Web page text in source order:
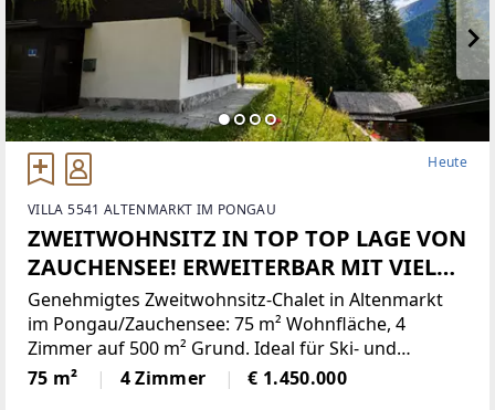
Heute
VILLA 5541 ALTENMARKT IM PONGAU
ZWEITWOHNSITZ IN TOP TOP LAGE VON
ZAUCHENSEE! ERWEITERBAR MIT VIEL
POTENTIAL
Genehmigtes Zweitwohnsitz-Chalet in Altenmarkt
im Pongau/Zauchensee: 75 m² Wohnfläche, 4
Zimmer auf 500 m² Grund. Ideal für Ski- und
Bergliebhaber, Familien oder Ruhesuchende, die ein
hochgelegenes Dorf (1.350 m) mit besonderem
75 m² 4 Zimmer € 1.450.000